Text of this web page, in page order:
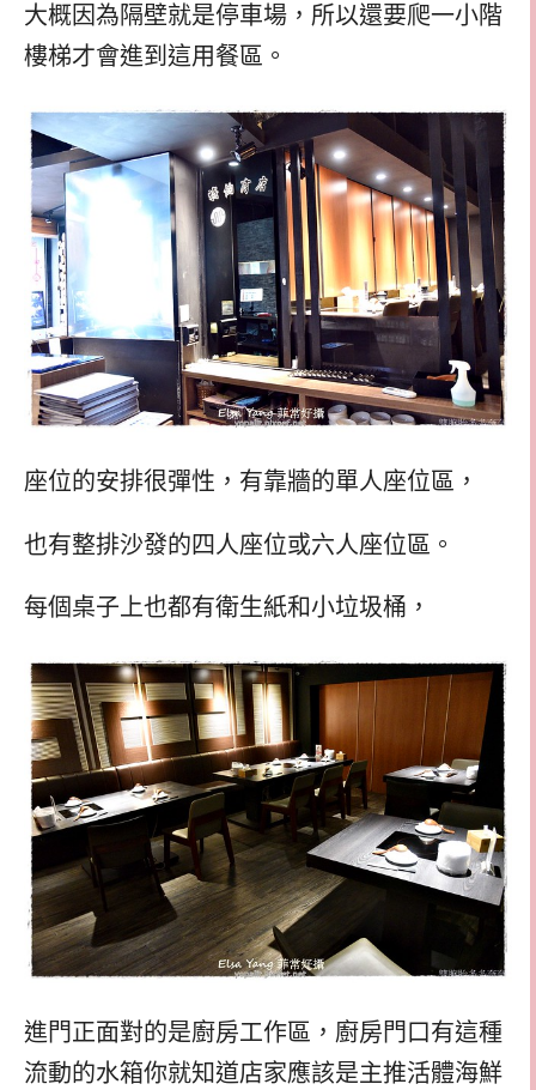
大概因為隔壁就是停車場，所以還要爬一小階
樓梯才會進到這用餐區。
座位的安排很彈性，有靠牆的單人座位區，
也有整排沙發的四人座位或六人座位區。
每個桌子上也都有衛生紙和小垃圾桶，
進門正面對的是廚房工作區，廚房門口有這種
流動的水箱你就知道店家應該是主推活體海鮮